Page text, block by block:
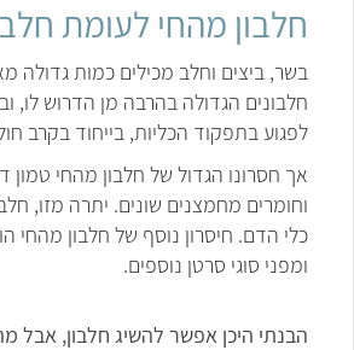
חלבון מהחי לעומת
בשר, ביצים וחלב מכילים כמות
חלבונים הגדולה בהרבה מן הדרוש לו,
לפגוע בתפקוד הכליות, בייחוד בקרב
אך חסרונו הגדול של חלבון מהחי טמון
וחומרים מחמצנים שונים. יתרה מזו,
כלי הדם. חיסרון נוסף של חלבון מהחי
ומפני סוגי סרטן נוספים.
הבנתי היכן אפשר להשיג חלבון, אבל